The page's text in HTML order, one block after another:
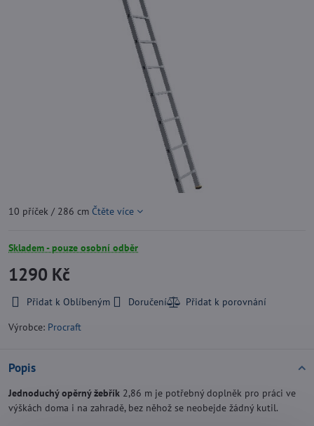
10 příček / 286 cm Čtěte více
Skladem - pouze osobní odběr
1290 Kč
Přidat k Oblíbeným
Doručení
Výrobce: Procraft
Popis
Jednoduchý opěrný žebřík 2,86 m je potřebný doplněk pro práci ve
výškách doma i na zahradě, bez něhož se neobejde žádný kutil.